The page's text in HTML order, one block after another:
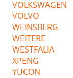
VOLKSWAGEN
VOLVO
WEINSBERG
WEITERE
WESTFALIA
XPENG
YUCON